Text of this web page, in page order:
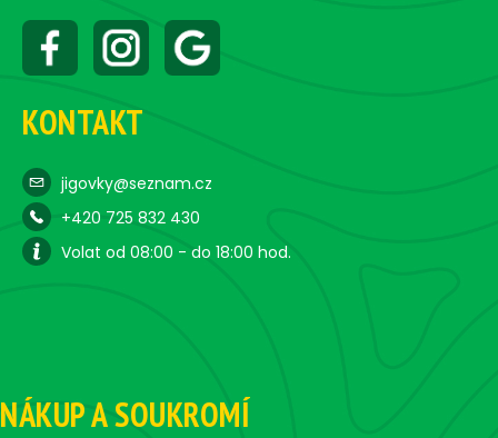
KONTAKT
jigovky@seznam.cz
+420 725 832 430
Volat od 08:00 - do 18:00 hod.
NÁKUP A SOUKROMÍ